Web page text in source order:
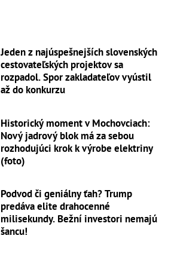
Jeden z najúspešnejších slovenských
cestovateľských projektov sa
rozpadol. Spor zakladateľov vyústil
až do konkurzu
Historický moment v Mochovciach:
Nový jadrový blok má za sebou
rozhodujúci krok k výrobe elektriny
(foto)
Podvod či geniálny ťah? Trump
predáva elite drahocenné
milisekundy. Bežní investori nemajú
šancu!